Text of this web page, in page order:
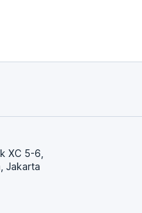
XC 5-6,
Jakarta